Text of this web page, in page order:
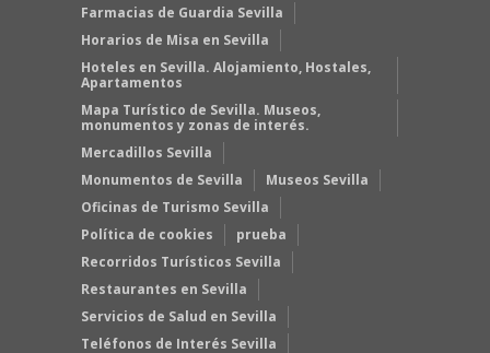
Farmacias de Guardia Sevilla
Horarios de Misa en Sevilla
Hoteles en Sevilla. Alojamiento, Hostales,
Apartamentos
Mapa Turístico de Sevilla. Museos,
monumentos y zonas de interés.
Mercadillos Sevilla
Monumentos de Sevilla
Museos Sevilla
Oficinas de Turismo Sevilla
Política de cookies
prueba
Recorridos Turísticos Sevilla
Restaurantes en Sevilla
Servicios de Salud en Sevilla
Teléfonos de Interés Sevilla